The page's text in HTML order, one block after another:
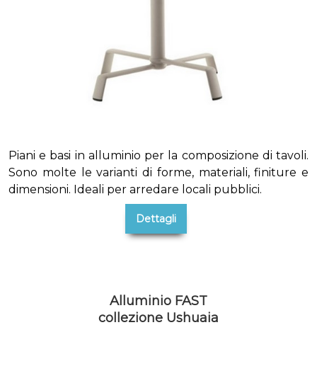
Piani e basi in alluminio per la composizione di tavoli.
Sono molte le varianti di forme, materiali, finiture e
dimensioni. Ideali per arredare locali pubblici.
Dettagli
Alluminio FAST
collezione Ushuaia